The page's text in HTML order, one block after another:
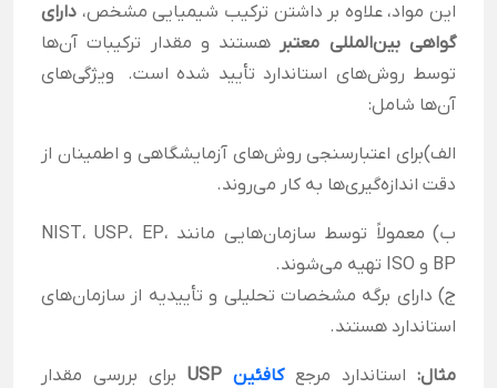
این مواد، علاوه بر داشتن ترکیب شیمیایی مشخص، دارای
گواهی بین‌المللی معتبر هستند و مقدار ترکیبات آن‌ها
توسط روش‌های استاندارد تأیید شده است. ویژگی‌های
آن‌ها شامل:
الف)برای اعتبارسنجی روش‌های آزمایشگاهی و اطمینان از
دقت اندازه‌گیری‌ها به کار می‌روند.
ب) معمولاً توسط سازمان‌هایی مانند NIST، USP، EP،
BP و ISO تهیه می‌شوند.
ج) دارای برگه مشخصات تحلیلی و تأییدیه از سازمان‌های
استاندارد هستند.
مثال: استاندارد مرجعکافئین
برای بررسی مقدار